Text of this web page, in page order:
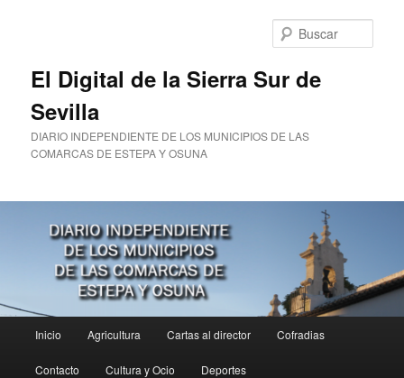
El Digital de la Sierra Sur de
Sevilla
DIARIO INDEPENDIENTE DE LOS MUNICIPIOS DE LAS
COMARCAS DE ESTEPA Y OSUNA
principal
Inicio Agricultura Cartas al director Cofradias
Contacto Cultura y Ocio Deportes